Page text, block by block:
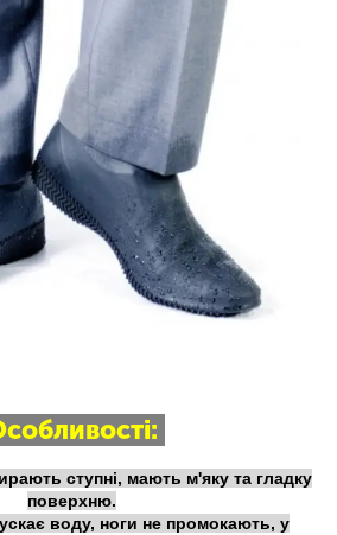
ступні, мають м'яку та гладку
поверхню.
воду, ноги не промокають, у